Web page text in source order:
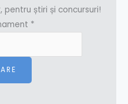
știri și concursuri!
*